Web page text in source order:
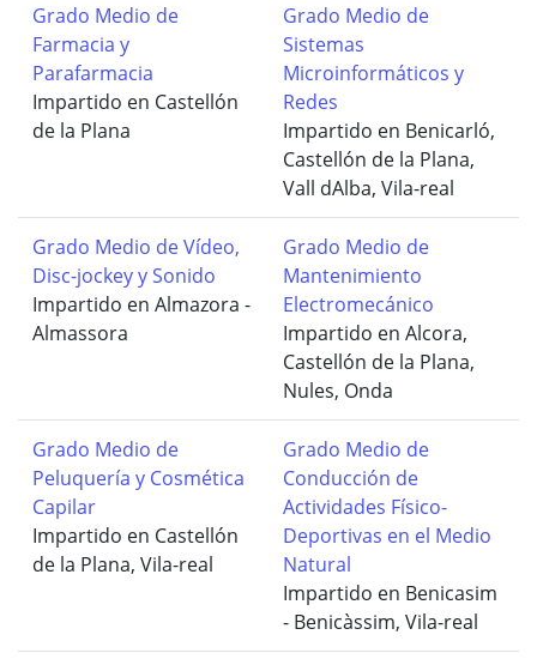
Grado Medio de
Farmacia y
Parafarmacia
Impartido en Castellón
de la Plana
Grado Medio de
Sistemas
Microinformáticos y
Redes
Impartido en Benicarló,
Castellón de la Plana,
Vall dAlba, Vila-real
Grado Medio de Vídeo,
Disc-jockey y Sonido
Impartido en Almazora -
Almassora
Grado Medio de
Mantenimiento
Electromecánico
Impartido en Alcora,
Castellón de la Plana,
Nules, Onda
Grado Medio de
Peluquería y Cosmética
Capilar
Impartido en Castellón
de la Plana, Vila-real
Grado Medio de
Conducción de
Actividades Físico-
Deportivas en el Medio
Natural
Impartido en Benicasim
- Benicàssim, Vila-real